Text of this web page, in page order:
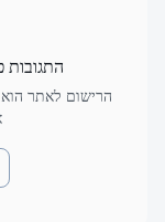
הרישום לאתר